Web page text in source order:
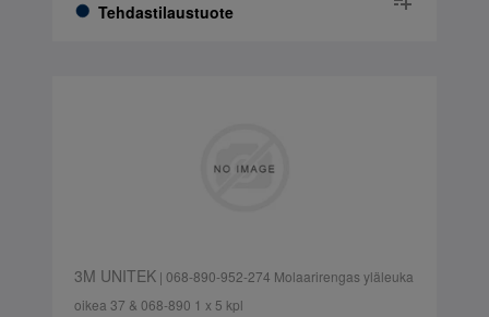
Tehdastilaustuote
3M UNITEK| 068-890-952-274 Molaarirengas yläleuka
oikea 37 & 068-890 1 x 5 kpl